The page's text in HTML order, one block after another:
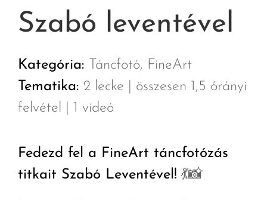
Szabó leventével
Kategória: Táncfotó, FineArt
Tematika: 2 lecke | összesen 1,5 órányi
felvétel | 1 videó
Fedezd fel a FineArt táncfotózás
titkait Szabó Leventével! 💃📸